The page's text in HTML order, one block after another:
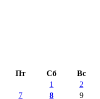
Пт Сб
Вс
1
2
7 8
9